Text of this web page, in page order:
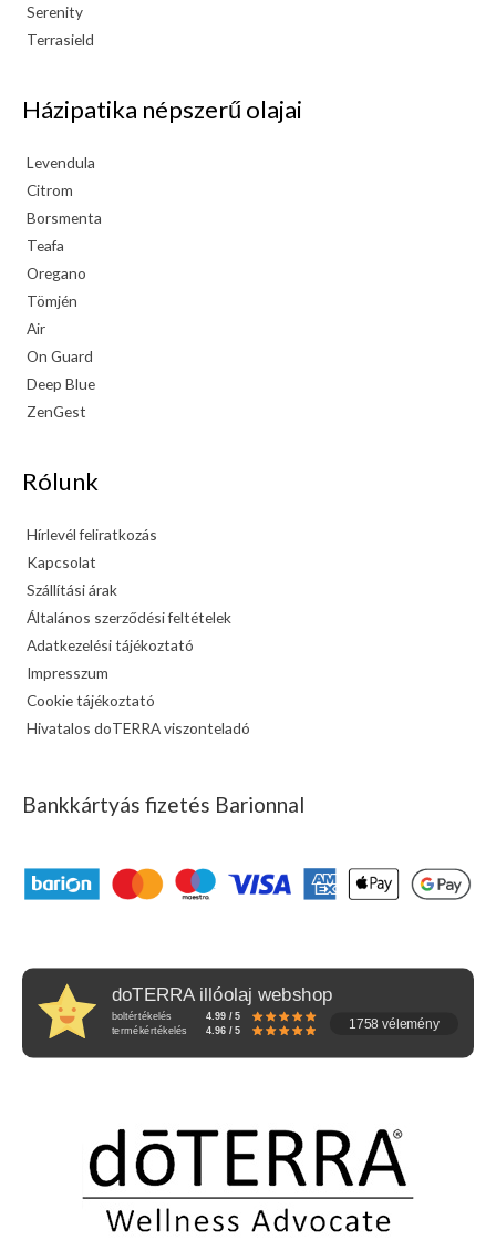
Serenity
Terrasield
Házipatika népszerű olajai
Levendula
Citrom
Borsmenta
Teafa
Oregano
Tömjén
Air
On Guard
Deep Blue
ZenGest
Rólunk
Hírlevél feliratkozás
Kapcsolat
Szállítási árak
Általános szerződési feltételek
Adatkezelési tájékoztató
Impresszum
Cookie tájékoztató
Hivatalos doTERRA viszonteladó
Bankkártyás fizetés Barionnal
doTERRA illóolaj webshop
boltértékelés
4.99 / 5
termékértékelés
4.96 / 5 1758 vélemény